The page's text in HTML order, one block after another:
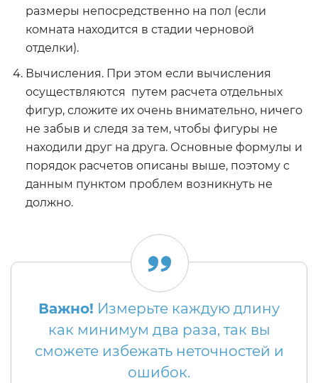
размеры непосредственно на пол (если
комната находится в стадии черновой
отделки).
Вычисления. При этом если вычисления
осуществляются путем расчета отдельных
фигур, сложите их очень внимательно, ничего
не забыв и следя за тем, чтобы фигуры не
находили друг на друга. Основные формулы и
порядок расчетов описаны выше, поэтому с
данным пунктом проблем возникнуть не
должно.
Важно! Измерьте каждую длину
как минимум два раза, так вы
сможете избежать неточностей и
ошибок.